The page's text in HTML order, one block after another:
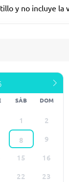
y no incluye la
SÁB DOM
1
2
8
9
15
16
22
23